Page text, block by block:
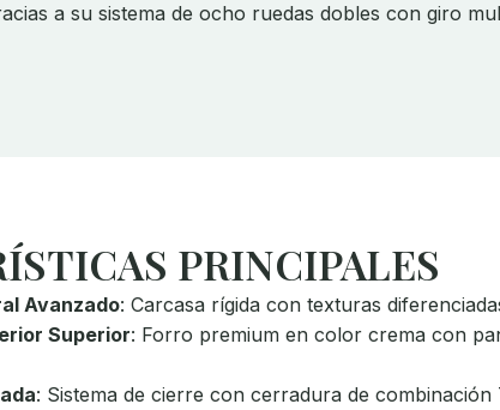
a su sistema de ocho ruedas dobles con giro
PRINCIPALES
Avanzado: Carcasa rígida con texturas
Superior: Forro premium en color crema con
: Sistema de cierre con cerradura de